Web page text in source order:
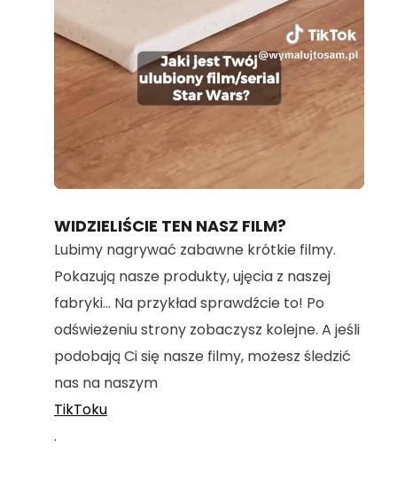
Loaded
100.00%
WIDZIELIŚCIE TEN NASZ FILM?
Lubimy nagrywać zabawne krótkie filmy.
Pokazują nasze produkty, ujęcia z naszej
fabryki... Na przykład sprawdźcie to! Po
odświeżeniu strony zobaczysz kolejne. A jeśli
podobają Ci się nasze filmy, możesz śledzić
nas na naszym
TikToku
.